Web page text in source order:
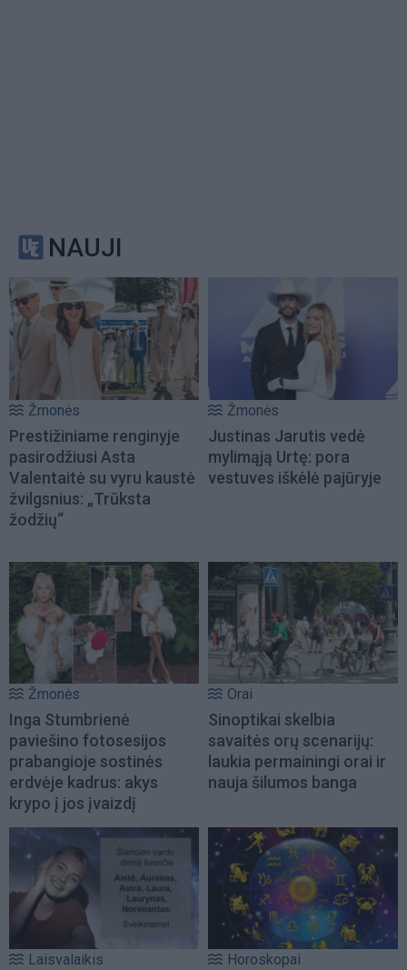
NAUJI
Žmonės
Prestižiniame renginyje
pasirodžiusi Asta
Valentaitė su vyru kaustė
žvilgsnius: „Trūksta
žodžių“
Žmonės
Justinas Jarutis vedė
mylimąją Urtę: pora
vestuves iškėlė pajūryje
Žmonės
Inga Stumbrienė
paviešino fotosesijos
prabangioje sostinės
erdvėje kadrus: akys
krypo į jos įvaizdį
Orai
Sinoptikai skelbia
savaitės orų scenarijų:
laukia permainingi orai ir
nauja šilumos banga
Laisvalaikis Horoskopai